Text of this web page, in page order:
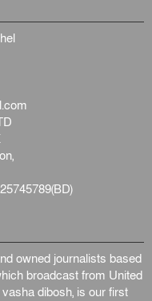
owned journalists based
broadcast from United
dibosh, is our first